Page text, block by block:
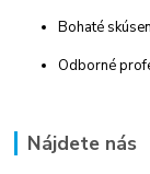
Bohaté
Odborné
Nájdete nás